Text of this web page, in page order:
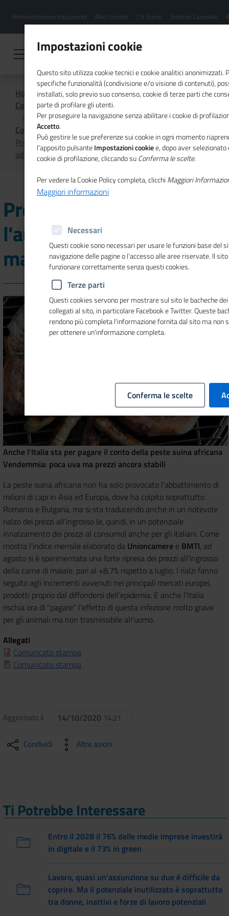
contenuto
Menu
hamburgher
Amministrazione trasparente Albo fornitori Chi Siamo Sistema Camerale
Home
Comunicazione istituzionale per il sistema camerale
Comunicati Stampa
Prezzi all'ingrosso: +8,7% l'aumento delle carni di maiale
ad agosto
Prezzi all'ingrosso: +8,7%
l'aumento delle carni di
maiale ad agosto
Anche l'Italia sta per pagare il conto della peste suina africana
Vendemmia: poca uva ma prezzi ancora stabili
La peste suina africana non ha solo provocato l'abbattimento di
milioni di capi in Asia ed Europa, dove ha colpito soprattutto
Romania e Bulgaria, ma si sta traducendo anche in un notevole
rialzo dei prezzi all'ingrosso (e, quindi, in un potenziale
innalzamento dei prezzi al consumo) anche per gli italiani. Come
mostra l’indice mensile elaborato da Unioncamere e BMTI, ad
agosto si è sperimentata una forte ripresa dei prezzi all’ingrosso
della carne di maiale, pari al +8,7% rispetto a luglio. I rialzi fanno
seguito agli incrementi avvenuti nei principali mercati europei,
prodotti proprio dal diffondersi dell’epidemia. E anche l'Italia
rischia ora di "pagare" l'effetto di questa infezione molto grave
per gli animali ma non trasmissibile all'uomo.
Allegati
Comunicato stampa
Comunicato stampa
Aggiornato il 14/10/2020 14:21
Condividi Altre azioni
Ti Potrebbe Interessare
Entro il 2028 il 76% delle medie imprese investirà
in digitale e il 73% in green
Lavoro, quasi un'assunzione su due è difficile da
coprire. Ma il potenziale inutilizzato è soprattutto
tra donne, inattivi e forze di lavoro potenziali
Impostazioni cookie
Questo sito utilizza cookie tecnici e cookie analitici anonimizzati.
specifiche funzionalità (condivisione e/o visione di contenuti),
installati, solo previo suo consenso, cookie di terze parti che
parte di profilare gli utenti.
Per proseguire la navigazione senza abilitare i cookie di
Accetto.
Può gestire le sue preferenze sui cookie in ogni momento
l'apposito pulsanteImpostazioni cookiee, dopo aver
cookie di profilazione, cliccando suConferma le scelte.
Per vedere la Cookie Policy completa, clicchi Maggiori
Maggiori informazioni
Necessari
Questi cookie sono necessari per usare le funzioni base del
navigazione delle pagine o l'accesso alle aree riservate. Il
funzionare correttamente senza questi cookies.
Terze parti
Questi cookies servono per mostrare sul sito le bacheche
collegati al sito, in particolare Facebook e Twitter. Queste
rendono più completa l'informazione fornita dal sito ma non
per ottenere un'informazione completa.
Conferma le scelte